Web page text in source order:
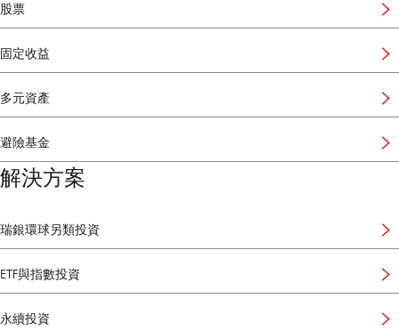
股票
固定收益
多元資產
避險基金
解決方案
瑞銀環球另類投資
ETF與指數投資
永續投資